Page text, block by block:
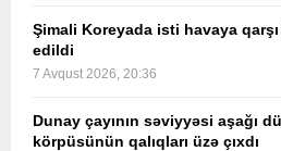
Şimali Koreyada isti havaya
edildi
7 Avqust 2026, 20:36
Dunay çayının səviyyəsi aşağı
körpüsünün qalıqları üzə çıxdı